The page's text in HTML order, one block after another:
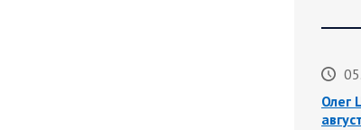
Олег